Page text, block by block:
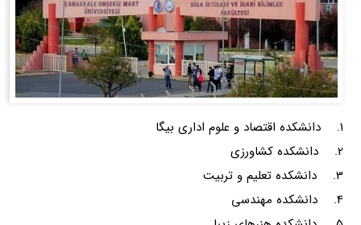
1. دانشکده اقتصاد و علوم اداری بیگا
2. دانشکده کشاورزی
3. دانشکده تعلیم و تربیت
4. دانشکده مهندسی